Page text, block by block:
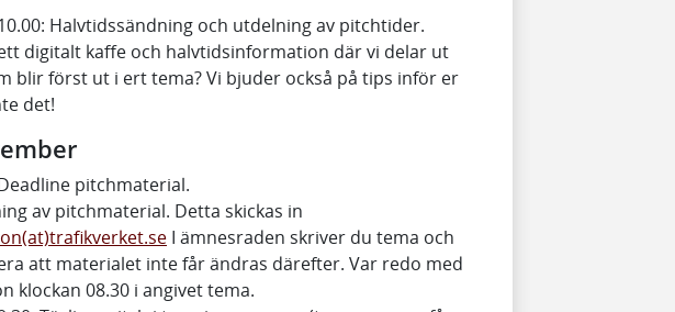
Halvtidssändning och utdelning av pitchtider.
digitalt kaffe och halvtidsinformation där vi delar ut
blir först ut i ert tema? Vi bjuder också på tips inför er
det!
pitchmaterial.
av pitchmaterial. Detta skickas in
I ämnesraden skriver du tema och
att materialet inte får ändras därefter. Var redo med
klockan 08.30 i angivet tema.